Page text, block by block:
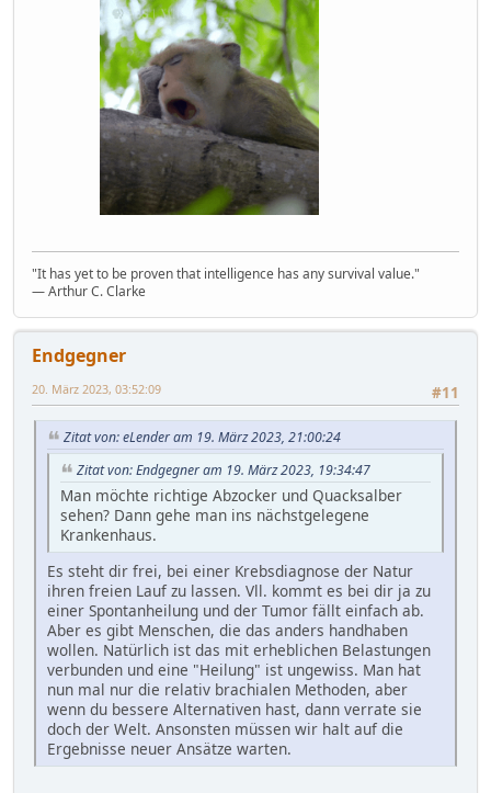
"It has yet to be proven that intelligence has any survival value."
― Arthur C. Clarke
Endgegner
#11
20. März 2023, 03:52:09
Zitat von: eLender am 19. März 2023, 21:00:24
Zitat von: Endgegner am 19. März 2023, 19:34:47
Man möchte richtige Abzocker und Quacksalber
sehen? Dann gehe man ins nächstgelegene
Krankenhaus.
Es steht dir frei, bei einer Krebsdiagnose der Natur
ihren freien Lauf zu lassen. Vll. kommt es bei dir ja zu
einer Spontanheilung und der Tumor fällt einfach ab.
Aber es gibt Menschen, die das anders handhaben
wollen. Natürlich ist das mit erheblichen Belastungen
verbunden und eine "Heilung" ist ungewiss. Man hat
nun mal nur die relativ brachialen Methoden, aber
wenn du bessere Alternativen hast, dann verrate sie
doch der Welt. Ansonsten müssen wir halt auf die
Ergebnisse neuer Ansätze warten.